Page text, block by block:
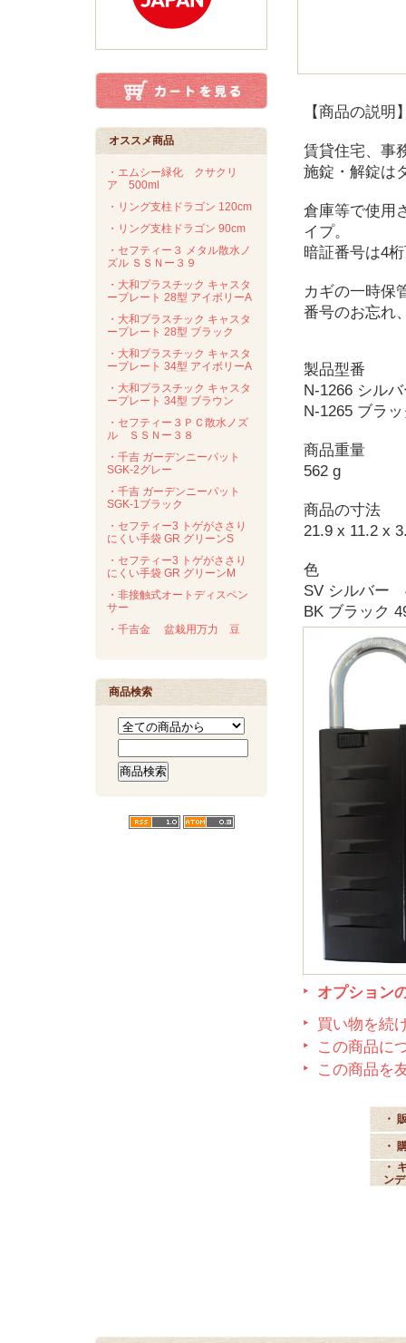
オススメ商品
・エムシー緑化 クサクリ
ア 500ml
・リング支柱ドラゴン 120cm
・リング支柱ドラゴン 90cm
・セフティー３ メタル散水ノ
ズル ＳＳＮー３９
・大和プラスチック キャスタ
ープレート 28型 アイボリーA
・大和プラスチック キャスタ
ープレート 28型 ブラック
・大和プラスチック キャスタ
ープレート 34型 アイボリーA
・大和プラスチック キャスタ
ープレート 34型 ブラウン
・セフティー３ＰＣ散水ノズ
ル ＳＳＮー３８
・千吉 ガーデンニーパット
SGK-2グレー
・千吉 ガーデンニーパット
SGK-1ブラック
・セフティー3 トゲがささり
にくい手袋 GR グリーンS
・セフティー3 トゲがささり
にくい手袋 GR グリーンM
・非接触式オートディスペン
サー
・千吉金 盆栽用万力 豆
商品検索
【商品の説明
賃貸住宅、事
施錠・解錠は
倉庫等で使用
イプ。
暗証番号は4
カギの一時保
番号のお忘れ
製品型番
N-1266 シル
N-1265 ブラ
商品重量
562 g
商品の寸法
21.9 x 11.2 x
色
SV シルバー
BK ブラック
オプション
買い物を続
この商品に
この商品を
・
・
・
ン